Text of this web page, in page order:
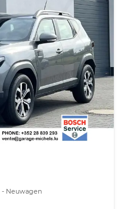
Neuwagen